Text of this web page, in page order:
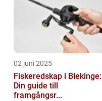
02 juni 2025
Fiskeredskap i Blekinge:
Din guide till
framgångsr...